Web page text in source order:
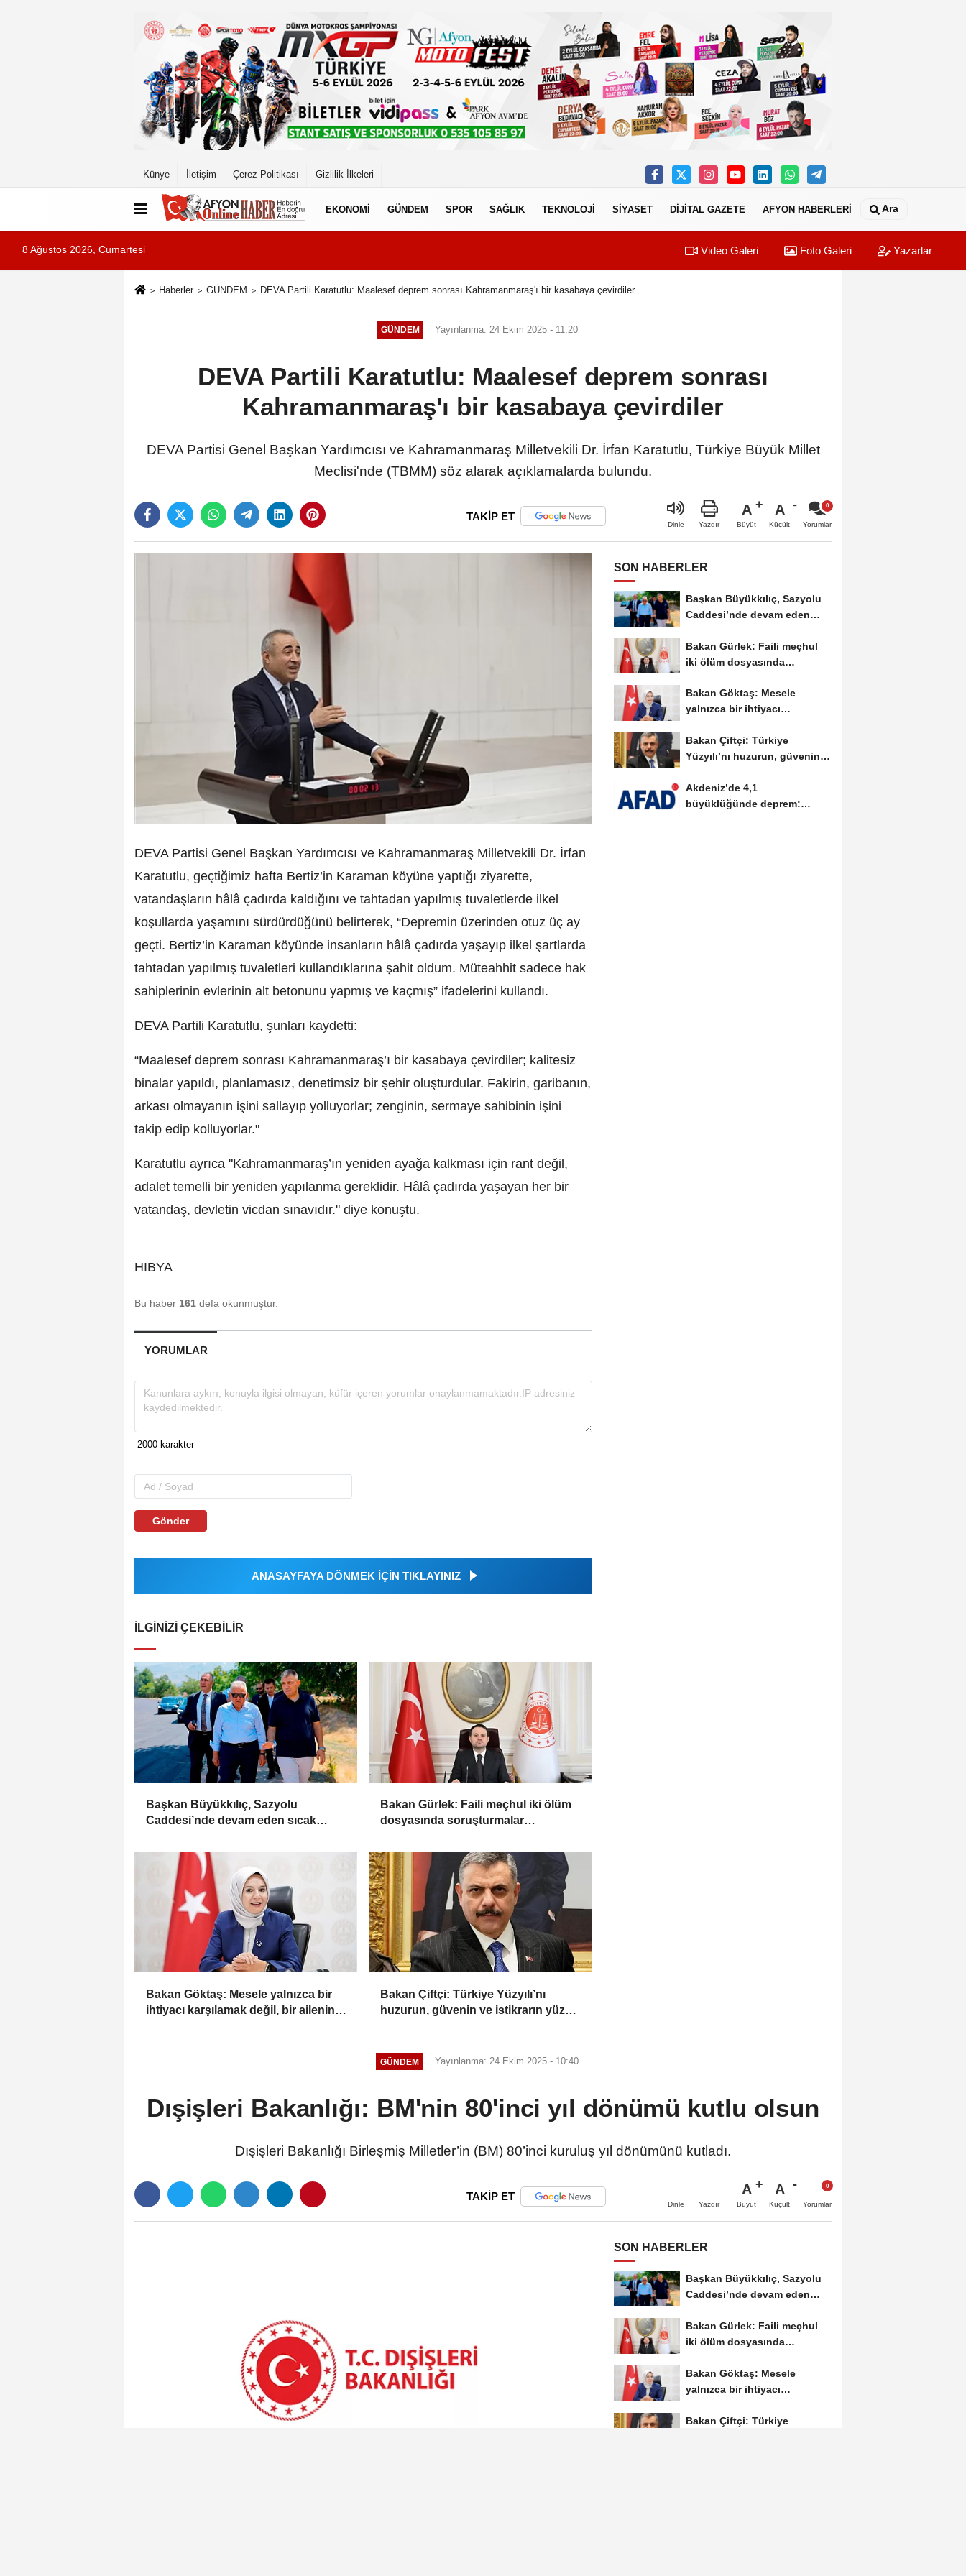
Künye İletişim Çerez Politikası Gizlilik İlkeleri
EKONOMİ GÜNDEM SPOR SAĞLIK TEKNOLOJİ SİYASET DİJİTAL GAZETE AFYON HABERLERİ Ara
8 Ağustos 2026, Cumartesi Video Galeri Foto Galeri Yazarlar
Haberler GÜNDEM DEVA Partili Karatutlu: Maalesef deprem sonrası Kahramanmaraş'ı bir kasabaya çevirdiler
GÜNDEM Yayınlanma: 24 Ekim 2025 - 11:20
DEVA Partili Karatutlu: Maalesef deprem sonrası
Kahramanmaraş'ı bir kasabaya çevirdiler
DEVA Partisi Genel Başkan Yardımcısı ve Kahramanmaraş Milletvekili Dr. İrfan Karatutlu, Türkiye Büyük Millet
Meclisi'nde (TBMM) söz alarak açıklamalarda bulundu.
TAKİP ET
Dinle Yazdır
A
Büyüt
A
Küçült Yorumlar
DEVA Partisi Genel Başkan Yardımcısı ve Kahramanmaraş Milletvekili Dr. İrfan
Karatutlu, geçtiğimiz hafta Bertiz’in Karaman köyüne yaptığı ziyarette,
vatandaşların hâlâ çadırda kaldığını ve tahtadan yapılmış tuvaletlerde ilkel
koşullarda yaşamını sürdürdüğünü belirterek, “Depremin üzerinden otuz üç ay
geçti. Bertiz’in Karaman köyünde insanların hâlâ çadırda yaşayıp ilkel şartlarda
tahtadan yapılmış tuvaletleri kullandıklarına şahit oldum. Müteahhit sadece hak
sahiplerinin evlerinin alt betonunu yapmış ve kaçmış” ifadelerini kullandı.
DEVA Partili Karatutlu, şunları kaydetti:
“Maalesef deprem sonrası Kahramanmaraş’ı bir kasabaya çevirdiler; kalitesiz
binalar yapıldı, planlamasız, denetimsiz bir şehir oluşturdular. Fakirin, garibanın,
arkası olmayanın işini sallayıp yolluyorlar; zenginin, sermaye sahibinin işini
takip edip kolluyorlar."
Karatutlu ayrıca "Kahramanmaraş’ın yeniden ayağa kalkması için rant değil,
adalet temelli bir yeniden yapılanma gereklidir. Hâlâ çadırda yaşayan her bir
vatandaş, devletin vicdan sınavıdır." diye konuştu.
HIBYA
Bu haber 161 defa okunmuştur.
YORUMLAR
Gönder
ANASAYFAYA DÖNMEK İÇİN TIKLAYINIZ
İLGINIZI ÇEKEBILIR
Başkan Büyükkılıç, Sazyolu
Caddesi’nde devam eden sıcak
Bakan Gürlek: Faili meçhul iki ölüm
dosyasında soruşturmalar
Bakan Göktaş: Mesele yalnızca bir
ihtiyacı karşılamak değil, bir ailenin
Bakan Çiftçi: Türkiye Yüzyılı’nı
huzurun, güvenin ve istikrarın yüzyılı
SON HABERLER
Başkan Büyükkılıç, Sazyolu
Caddesi’nde devam eden
Bakan Gürlek: Faili meçhul
iki ölüm dosyasında
Bakan Göktaş: Mesele
yalnızca bir ihtiyacı
Bakan Çiftçi: Türkiye
Yüzyılı’nı huzurun, güvenin
Akdeniz’de 4,1
büyüklüğünde deprem:
GÜNDEM Yayınlanma: 24 Ekim 2025 - 10:40
Dışişleri Bakanlığı: BM'nin 80'inci yıl dönümü kutlu olsun
Dışişleri Bakanlığı Birleşmiş Milletler’in (BM) 80’inci kuruluş yıl dönümünü kutladı.
TAKİP ET
Dinle Yazdır
A
Büyüt
A
Küçült Yorumlar
SON HABERLER
Başkan Büyükkılıç, Sazyolu
Caddesi’nde devam eden
Bakan Gürlek: Faili meçhul
iki ölüm dosyasında
Bakan Göktaş: Mesele
yalnızca bir ihtiyacı
Bakan Çiftçi: Türkiye